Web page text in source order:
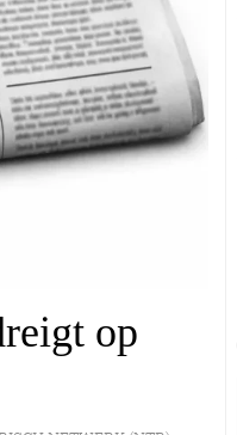
op